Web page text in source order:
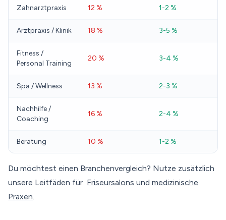
Zahnarztpraxis 12 % 1-2 %
Arztpraxis / Klinik 18 % 3-5 %
Fitness /
Personal Training
20 % 3-4 %
Spa / Wellness 13 % 2-3 %
Nachhilfe /
Coaching
16 % 2-4 %
Beratung 10 % 1-2 %
Du möchtest einen Branchenvergleich? Nutze zusätzlich
unsere Leitfäden für Friseursalons und medizinische
Praxen.